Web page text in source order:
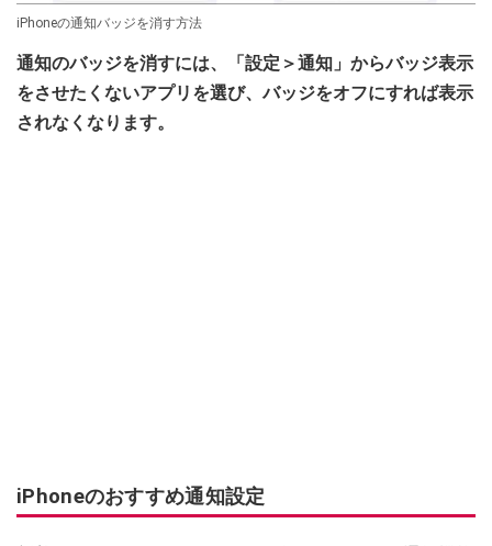
iPhoneの通知バッジを消す方法
通知のバッジを消すには、「設定＞通知」からバッジ表示
をさせたくないアプリを選び、バッジをオフにすれば表示
されなくなります。
iPhoneのおすすめ通知設定